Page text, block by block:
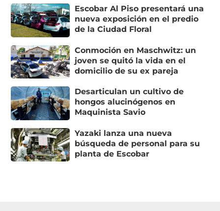
Escobar Al Piso presentará una
nueva exposición en el predio
de la Ciudad Floral
Conmoción en Maschwitz: un
joven se quitó la vida en el
domicilio de su ex pareja
Desarticulan un cultivo de
hongos alucinógenos en
Maquinista Savio
Yazaki lanza una nueva
búsqueda de personal para su
planta de Escobar